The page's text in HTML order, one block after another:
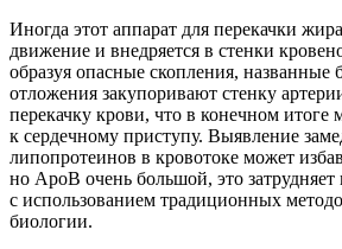
Иногда этот аппарат для перекачки
движение и внедряется в стенки
образуя опасные скопления,
отложения закупоривают стенку
перекачку крови, что в конечном итоге
к сердечному приступу. Выявление
липопротеинов в кровотоке может
но ApoB очень большой, это затрудняет
с использованием традиционных
биологии.